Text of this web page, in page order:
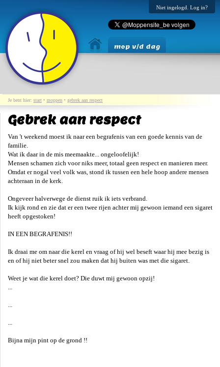
Niet ingelogd. Log in?
mop v/d dag
Je bent hier: start • moppen • gebrek aan respect
Gebrek aan respect
Van 't weekend moest ik naar een begrafenis van een goede kennis van de
familie.
Wat ik daar in de mis meemaakte... ongeloofelijk!
Mensen schamen zich voor niks meer, totaal geen respect en manieren meer.
Omdat er nogal veel volk was, stond ik tussen een hele hoop andere mensen
achteraan in de kerk.
Ongeveer halverwege de dienst ruik ik iets verbrand.
Ik kijk rond en zie dat er een twee rijen achter mij gewoon iemand een sigaret
heeft opgestoken!
IN EEN BEGRAFENIS!!
Ik draai me om naar die kerel en vraag of hij wel beseft waar hij mee bezig is
en of hij niet beter snel zou maken dat hij buiten was met die sigaret.
Weet je wat die kerel doet? Die duwt mij gewoon opzij!
...
...
...
Bijna mijn pint op de grond !!